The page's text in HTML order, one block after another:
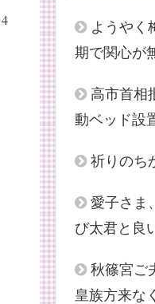
ようやく
期で関心が
高市首相
動ベッド設
祈りのち
愛子さま
び太君と良
秋篠宮ご
皇族方来な